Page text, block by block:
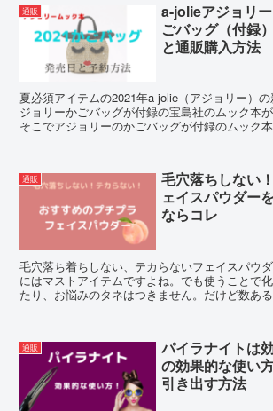
通販
a-jolieアジョリ
ごバッグ（付録
と通販購入方法
夏必須アイテムの2021年a-jolie（アジョリー）
ジョリーかごバッグが付録の宝島社のムック本
そこでアジョリーのかごバッグが付録のムック
通販
毛穴落ちしない
ェイスパウダー
ならコレ
毛穴落ち着ちしない、テカらないフェイスパウ
にはマストアイテムですよね。でも使うことで
たり、お悩みのタネはつきません。だけど数あ
通販
パイラナイトは
の効果的な使い
引き出す方法